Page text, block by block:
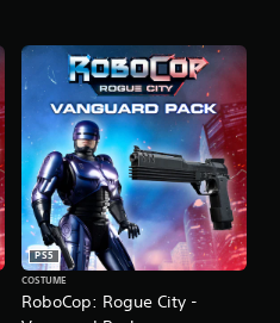
RoboCop: Rogue City -
PS5
COSTUME